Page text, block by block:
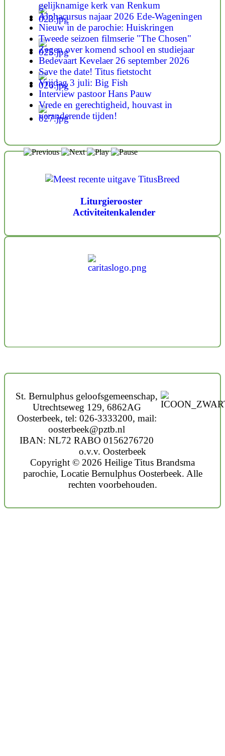
gelijknamige kerk van Renkum
Alphacursus najaar 2026 Ede-Wageningen
Nieuw in de parochie: Huiskringen
Tweede seizoen filmserie "The Chosen"
Zegen over komend school en studiejaar
Bedevaart Kevelaer 26 september 2026
Save the date! Titus fietstocht
Vrijdag 3 juli: Big Fish
Interview pastoor Hans Pauw
Vrede en gerechtigheid, houvast in
veranderende tijden!
Liturgierooster
Activiteitenkalender
St. Bernulphus geloofsgemeenschap,
Utrechtseweg 129, 6862AG
Oosterbeek, tel: 026-3333200, mail:
oosterbeek@pztb.nl
IBAN: NL72 RABO 0156276720
o.v.v. Oosterbeek
Copyright © 2026 Heilige Titus Brandsma
parochie, Locatie Bernulphus Oosterbeek. Alle
rechten voorbehouden.